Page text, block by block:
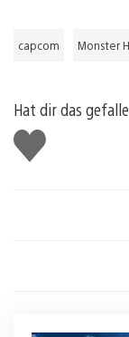
capcom Monster
Hat dir das
Gefällt
mir